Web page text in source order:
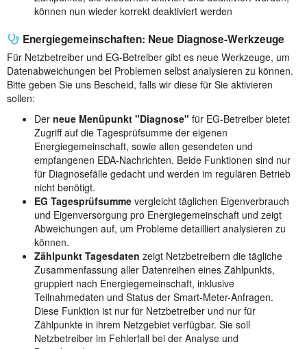
können nun wieder korrekt deaktiviert werden
Energiegemeinschaften: Neue Diagnose-Werkzeuge
Für Netzbetreiber und EG-Betreiber gibt es neue Werkzeuge, um
Datenabweichungen bei Problemen selbst analysieren zu können.
Bitte geben Sie uns Bescheid, falls wir diese für Sie aktivieren
sollen:
Der neue Menüpunkt "Diagnose" für EG-Betreiber bietet
Zugriff auf die Tagesprüfsumme der eigenen
Energiegemeinschaft, sowie allen gesendeten und
empfangenen EDA-Nachrichten. Beide Funktionen sind nur
für Diagnosefälle gedacht und werden im regulären Betrieb
nicht benötigt.
EG Tagesprüfsumme vergleicht täglichen Eigenverbrauch
und Eigenversorgung pro Energiegemeinschaft und zeigt
Abweichungen auf, um Probleme detailliert analysieren zu
können.
Zählpunkt Tagesdaten zeigt Netzbetreibern die tägliche
Zusammenfassung aller Datenreihen eines Zählpunkts,
gruppiert nach Energiegemeinschaft, inklusive
Teilnahmedaten und Status der Smart-Meter-Anfragen.
Diese Funktion ist nur für Netzbetreiber und nur für
Zählpunkte in ihrem Netzgebiet verfügbar. Sie soll
Netzbetreiber im Fehlerfall bei der Analyse und